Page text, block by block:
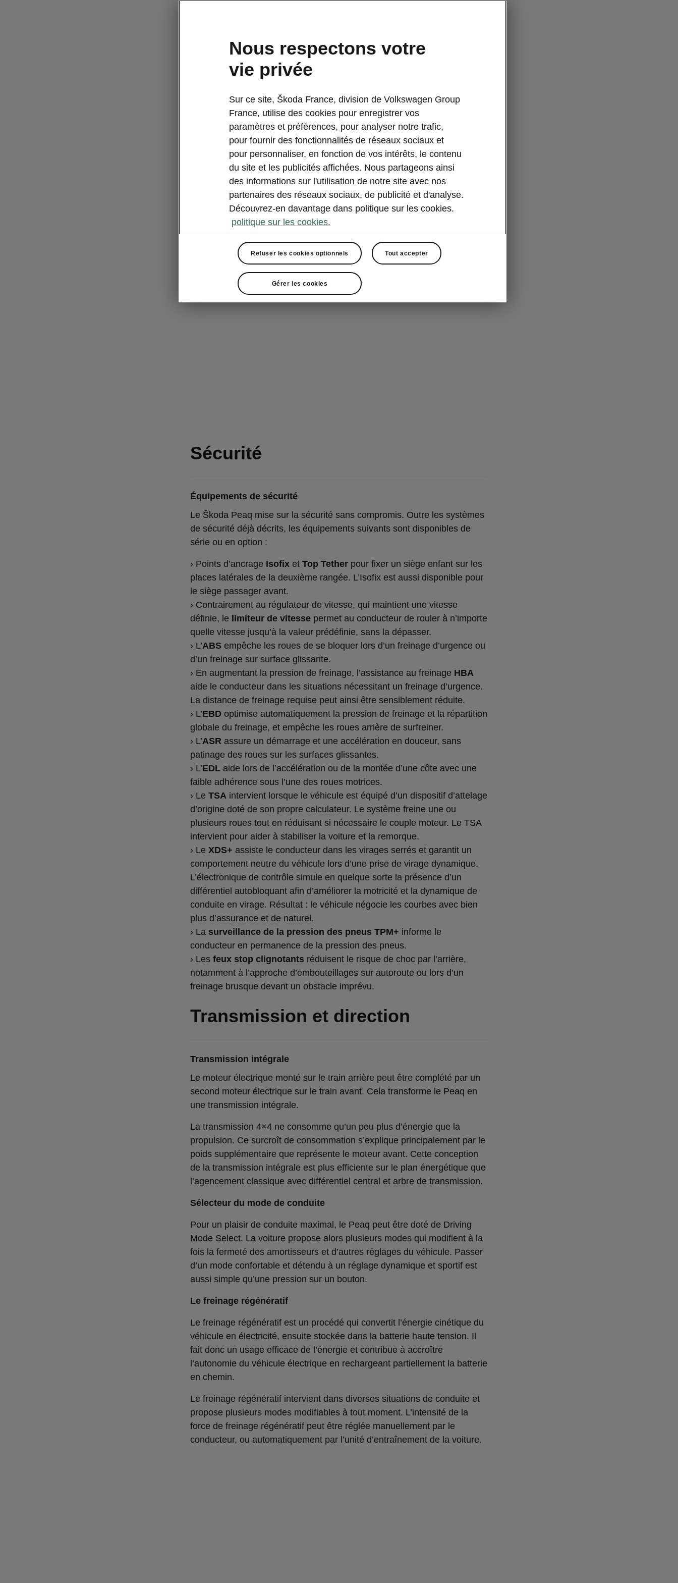
Sécurité
Équipements de sécurité
Le Škoda Peaq mise sur la sécurité sans compromis. Outre les systèmes
de sécurité déjà décrits, les équipements suivants sont disponibles de
série ou en option :
› Points d’ancrage Isofixet Top Tetherpour fixer un siège enfant sur les
places latérales de la deuxième rangée. L’Isofix est aussi disponible pour
le siège passager avant.
› Contrairement au régulateur de vitesse, qui maintient une vitesse
définie, le limiteur de vitessepermet au conducteur de rouler à n’importe
quelle vitesse jusqu’à la valeur prédéfinie, sans la dépasser.
› L’ABSempêche les roues de se bloquer lors d’un freinage d’urgence ou
d’un freinage sur surface glissante.
› En augmentant la pression de freinage, l’assistance au freinage HBA
aide le conducteur dans les situations nécessitant un freinage d’urgence.
La distance de freinage requise peut ainsi être sensiblement réduite.
› L’EBDoptimise automatiquement la pression de freinage et la répartition
globale du freinage, et empêche les roues arrière de surfreiner.
› L’ASR assure un démarrage et une accélération en douceur, sans
patinage des roues sur les surfaces glissantes.
› L’EDLaide lors de l’accélération ou de la montée d’une côte avec une
faible adhérence sous l’une des roues motrices.
› Le TSA intervient lorsque le véhicule est équipé d’un dispositif d’attelage
d’origine doté de son propre calculateur. Le système freine une ou
plusieurs roues tout en réduisant si nécessaire le couple moteur. Le TSA
intervient pour aider à stabiliser la voiture et la remorque.
› Le XDS+ assiste le conducteur dans les virages serrés et garantit un
comportement neutre du véhicule lors d’une prise de virage dynamique.
L’électronique de contrôle simule en quelque sorte la présence d’un
différentiel autobloquant afin d’améliorer la motricité et la dynamique de
conduite en virage. Résultat : le véhicule négocie les courbes avec bien
plus d’assurance et de naturel.
› La surveillance de la pression des pneus TPM+ informe le
conducteur en permanence de la pression des pneus.
› Les feux stop clignotants réduisent le risque de choc par l’arrière,
notamment à l’approche d’embouteillages sur autoroute ou lors d’un
freinage brusque devant un obstacle imprévu.
Transmission et direction
Transmission intégrale
Le moteur électrique monté sur le train arrière peut être complété par un
second moteur électrique sur le train avant. Cela transforme le Peaq en
une transmission intégrale.
La transmission 4×4 ne consomme qu’un peu plus d’énergie que la
propulsion. Ce surcroît de consommation s’explique principalement par le
poids supplémentaire que représente le moteur avant. Cette conception
de la transmission intégrale est plus efficiente sur le plan énergétique que
l’agencement classique avec différentiel central et arbre de transmission.
Sélecteur du mode de conduite
Pour un plaisir de conduite maximal, le Peaq peut être doté de Driving
Mode Select. La voiture propose alors plusieurs modes qui modifient à la
fois la fermeté des amortisseurs et d’autres réglages du véhicule. Passer
d’un mode confortable et détendu à un réglage dynamique et sportif est
aussi simple qu’une pression sur un bouton.
Le freinage régénératif
Le freinage régénératif est un procédé qui convertit l’énergie cinétique du
véhicule en électricité, ensuite stockée dans la batterie haute tension. Il
fait donc un usage efficace de l’énergie et contribue à accroître
l’autonomie du véhicule électrique en rechargeant partiellement la batterie
en chemin.
Le freinage régénératif intervient dans diverses situations de conduite et
propose plusieurs modes modifiables à tout moment. L’intensité de la
force de freinage régénératif peut être réglée manuellement par le
conducteur, ou automatiquement par l’unité d’entraînement de la voiture.
Nous respectons votre
vie privée
Sur ce site, Škoda France, division de Volkswagen Group
France, utilise des cookies pour enregistrer vos
paramètres et préférences, pour analyser notre trafic,
pour fournir des fonctionnalités de réseaux sociaux et
pour personnaliser, en fonction de vos intérêts, le contenu
du site et les publicités affichées. Nous partageons ainsi
des informations sur l'utilisation de notre site avec nos
partenaires des réseaux sociaux, de publicité et d'analyse.
Découvrez-en davantage dans politique sur les cookies.
politique sur les cookies.
Refuser les cookies optionnels Tout accepter
Gérer les cookies